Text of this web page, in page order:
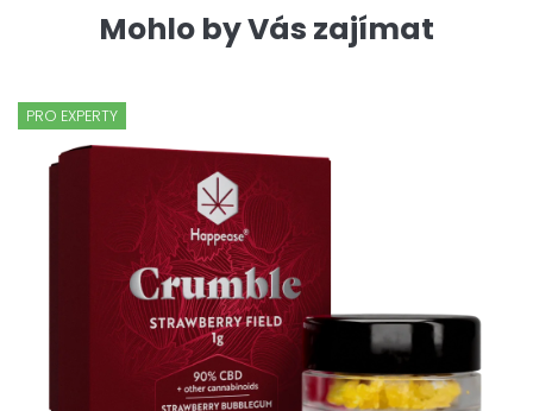
Mohlo by Vás zajímat
PRO EXPERTY